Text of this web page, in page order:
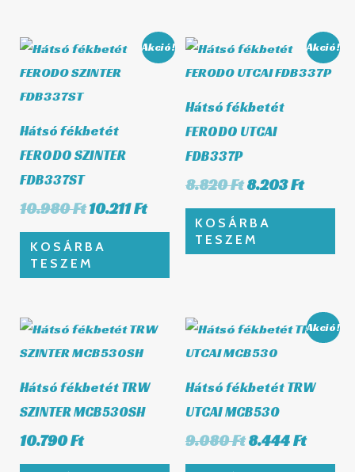
Akció!
Hátsó fékbetét
FERODO SZINTER
FDB337ST
10.980Ft
Original
price
10.211Ft
Current
price
10.211 Ft.
KOSÁRBA
TESZEM
Akció!
Hátsó fékbetét
FERODO UTCAI
FDB337P
8.820Ft
Original
price
8.820 Ft.
8.203Ft
price
KOSÁRBA
TESZEM
Hátsó fékbetét TRW
SZINTER MCB530SH
10.790Ft
Akció!
Hátsó fékbetét TRW
UTCAI MCB530
9.080Ft
Original
price
9.080 Ft.
8.444Ft
price
8.444